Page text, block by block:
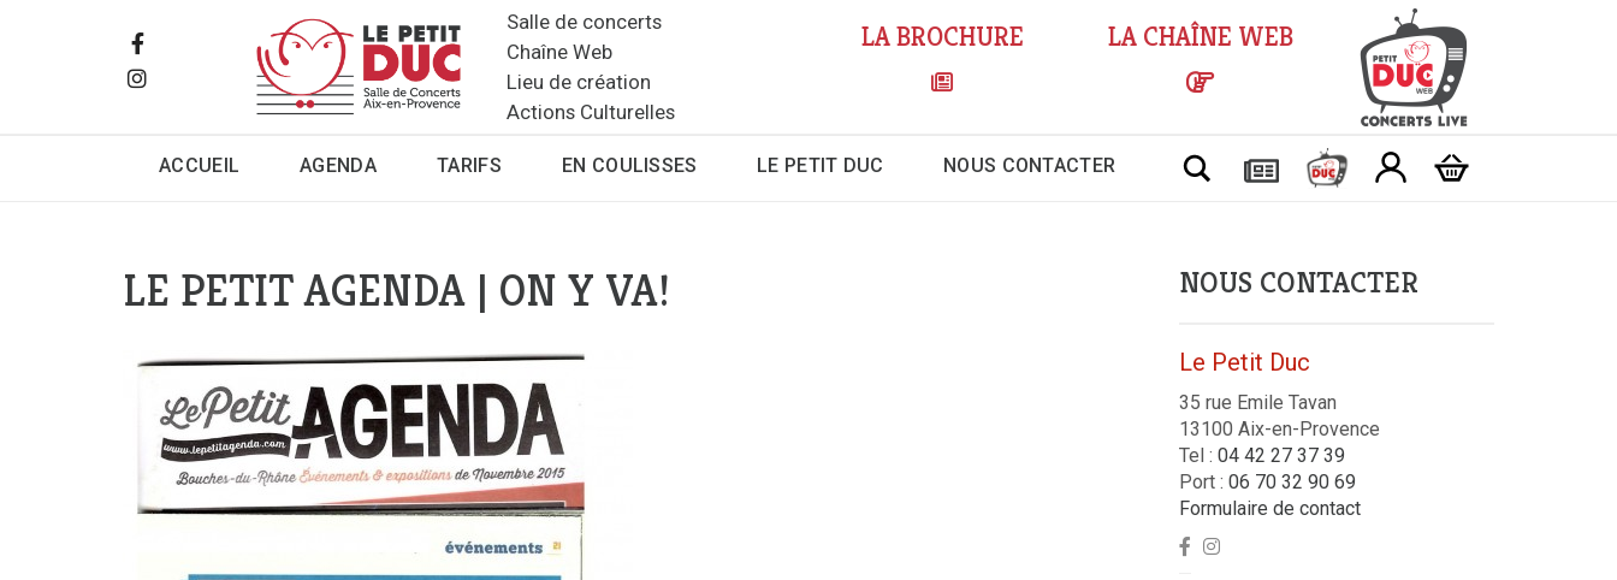
Salle de concerts
Chaîne Web
Lieu de création
Actions Culturelles
LA BROCHURE LA CHAÎNE WEB
ACCUEIL AGENDA TARIFS EN COULISSES LE PETIT DUC NOUS CONTACTER Chercher
LE PETIT AGENDA | ON Y VA! NOUS CONTACTER
Le Petit Duc
35 rue Emile Tavan
13100 Aix-en-Provence
Tel : 04 42 27 37 39
Port : 06 70 32 90 69
Formulaire de contact